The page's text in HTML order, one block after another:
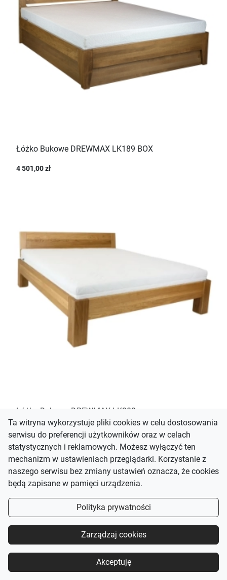
Łóżko Bukowe DREWMAX LK189 BOX
4 501,00 zł
Łóżko Dębowe DREWMAX LK202
5 865,00 zł
Ta witryna wykorzystuje pliki cookies w celu dostosowania
serwisu do preferencji użytkowników oraz w celach
statystycznych i reklamowych. Możesz wyłączyć ten
mechanizm w ustawieniach przeglądarki. Korzystanie z
naszego serwisu bez zmiany ustawień oznacza, że cookies
będą zapisane w pamięci urządzenia.
Polityka prywatności
Zarządzaj cookies
Akceptuję